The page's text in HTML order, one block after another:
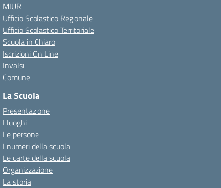
MIUR
Ufficio Scolastico Regionale
Ufficio Scolastico Territoriale
Scuola in Chiaro
Iscrizioni On Line
Invalsi
Comune
La Scuola
Presentazione
I luoghi
Le persone
I numeri della scuola
Le carte della scuola
Organizzazione
La storia